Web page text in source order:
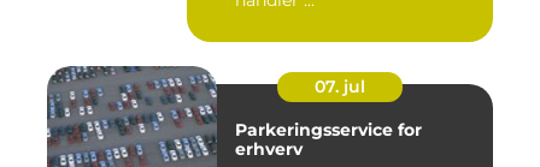
07. jul
Parkeringsservice for
erhverv